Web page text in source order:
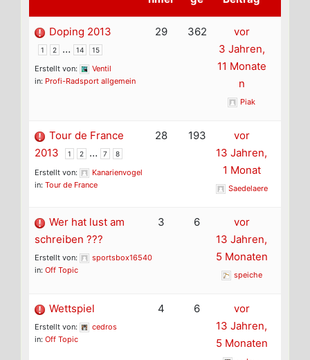
Doping 2013
1 2 … 14 15
Erstellt von:
Ventil
in: Profi-Radsport allgemein
29 362
vor
3 Jahren,
11 Monate
n
Piak
Tour de France
2013
1 2 … 7 8
Erstellt von:
Kanarienvogel
in: Tour de France
28 193
vor
13 Jahren,
1 Monat
Saedelaere
Wer hat lust am
schreiben ???
Erstellt von:
sportsbox16540
in: Off Topic
3 6
vor
13 Jahren,
5 Monaten
speiche
Wettspiel
Erstellt von:
cedros
in: Off Topic
4 6
vor
13 Jahren,
5 Monaten